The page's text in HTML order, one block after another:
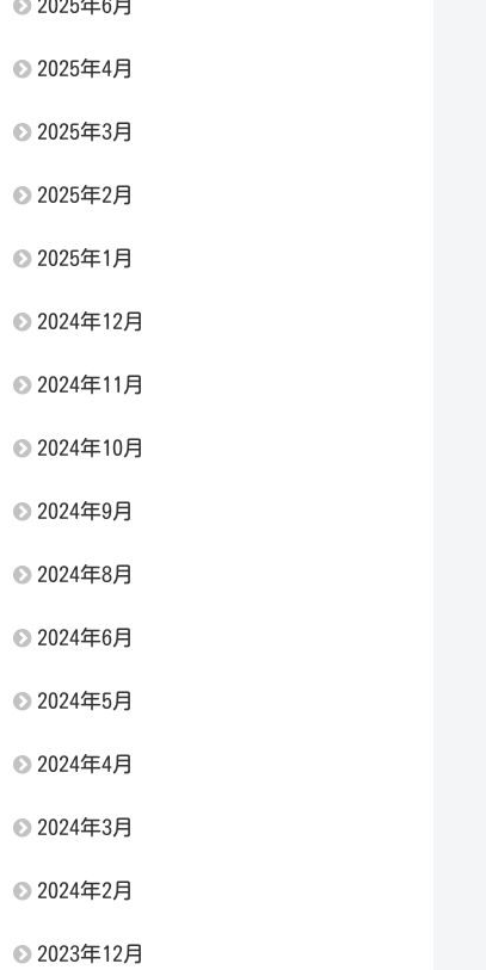
2025年6月
2025年4月
2025年3月
2025年2月
2025年1月
2024年12月
2024年11月
2024年10月
2024年9月
2024年8月
2024年6月
2024年5月
2024年4月
2024年3月
2024年2月
2023年12月